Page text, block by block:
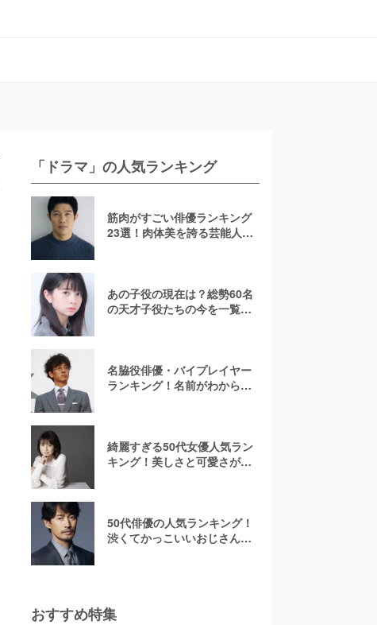
「ドラマ」の人気ランキング
筋肉がすごい俳優ランキング
23選！肉体美を誇る芸能人を
あの子役の現在は？総勢60名
の天才子役たちの今を一覧で
名脇役俳優・バイプレイヤー
ランキング！名前がわからな
綺麗すぎる50代女優人気ラン
キング！美しさと可愛さが魅
50代俳優の人気ランキング！
渋くてかっこいいおじさん俳
おすすめ特集